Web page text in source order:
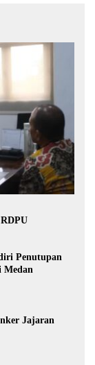
Penutupan
Medan
Jajaran